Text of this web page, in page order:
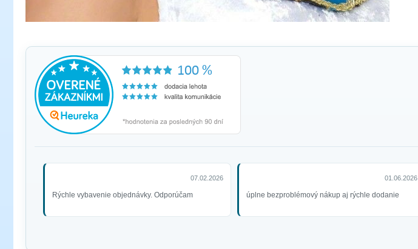
07.02.2026
Rýchle vybavenie objednávky. Odporúčam
01.06.2026
úplne bezproblémový nákup aj rýchle dodanie